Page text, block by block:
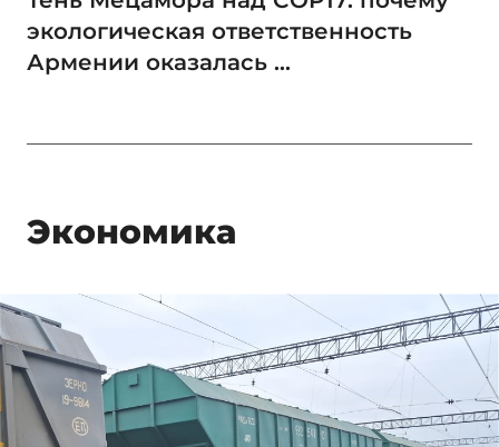
экологическая ответственность
Армении оказалась ...
Экономика